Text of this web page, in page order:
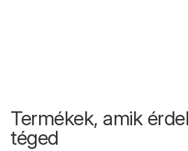
Termékek, amik
téged